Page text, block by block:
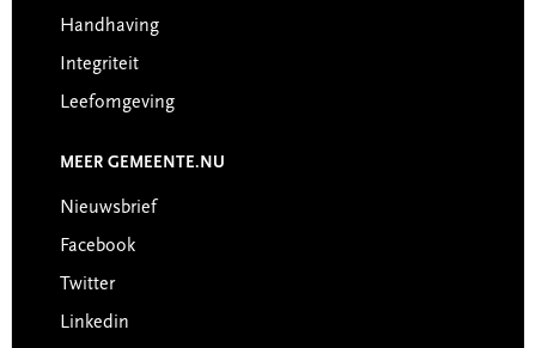
Handhaving
Integriteit
Leefomgeving
MEER GEMEENTE.NU
Nieuwsbrief
Facebook
Twitter
Linkedin